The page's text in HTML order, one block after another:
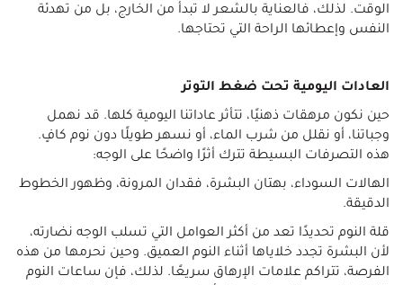
الوقت. لذلك، فالعناية بالشعر لا تبدأ من الخارج، بل من تهدئة
النفس وإعطائها الراحة التي تحتاجها.
العادات اليومية تحت ضغط التوتر
حين نكون مرهقات ذهنيًا، تتأثر عاداتنا اليومية كلها. قد نهمل
وجباتنا، أو نقلل من شرب الماء، أو نسهر طويلًا دون نوم كافٍ.
هذه التصرفات البسيطة تترك أثرًا واضحًا على الوجه:
الهالات السوداء، بهتان البشرة، فقدان المرونة، وظهور الخطوط
الدقيقة.
قلة النوم تحديدًا تعد من أكثر العوامل التي تسلب الوجه نضارته،
لأن البشرة تجدد خلاياها أثناء النوم العميق. وحين نحرمها من هذه
الفرصة، تتراكم علامات الإرهاق سريعًا. لذلك، فإن ساعات النوم